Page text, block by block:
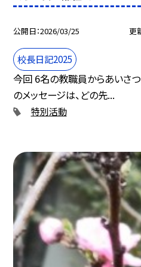
公開日 2026/03/25 更
校長日記2025
今回 6名の教職員からあいさつ
のメッセージは、どの先...
特別活動